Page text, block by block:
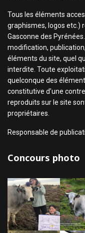
Tous les éléments
graphismes, logos etc.)
Gasconne des
modification,
éléments du site, quel
interdite. Toute
quelconque des
constitutive d’une
reproduits sur le site
propriétaires.
Responsable de
Concours photo